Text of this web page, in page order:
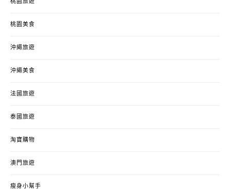
桃園旅遊
桃園美食
沖繩旅遊
沖繩美食
法國旅遊
泰國旅遊
淘寶購物
澳門旅遊
瘦身小幫手